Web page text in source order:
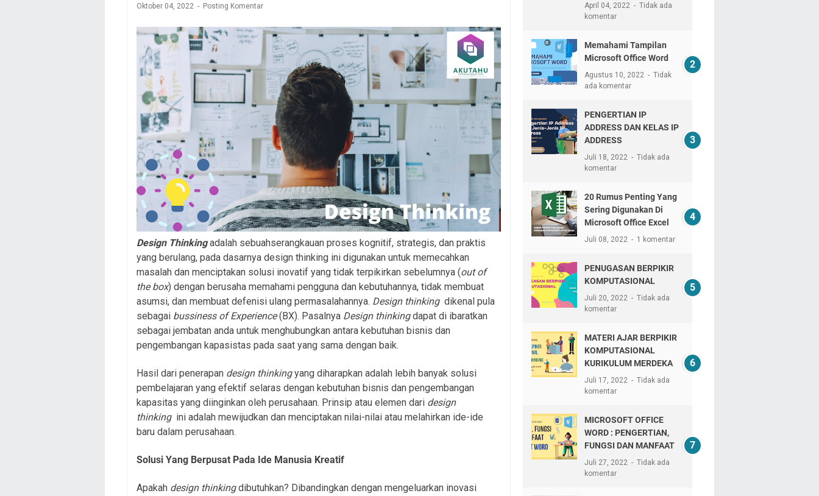
Oktober 04, 2022 Posting Komentar
Design Thinkingadalah sebuahserangkauan proses kognitif, strategis, dan praktis
yang berulang, pada dasarnya design thinking ini digunakan untuk memecahkan
masalah dan menciptakan solusi inovatif yang tidak terpikirkan sebelumnya (out of
the box) dengan berusaha memahami pengguna dan kebutuhannya, tidak membuat
asumsi, dan membuat defenisi ulang permasalahannya. Design thinking dikenal pula
sebagai bussiness of Experience(BX). Pasalnya Design thinkingdapat di ibaratkan
sebagai jembatan anda untuk menghubungkan antara kebutuhan bisnis dan
pengembangan kapasistas pada saat yang sama dengan baik.
Hasil dari penerapan design thinkingyang diharapkan adalah lebih banyak solusi
pembelajaran yang efektif selaras dengan kebutuhan bisnis dan pengembangan
kapasitas yang diinginkan oleh perusahaan. Prinsip atau elemen dari design
thinking ini adalah mewijudkan dan menciptakan nilai-nilai atau melahirkan ide-ide
baru dalam perusahaan.
Solusi Yang Berpusat Pada Ide Manusia Kreatif
Apakah design thinkingdibutuhkan? Dibandingkan dengan mengeluarkan inovasi
April 04, 2022
Tidak ada
komentar
Memahami Tampilan
Microsoft Office Word
Agustus 10, 2022
Tidak
ada komentar
PENGERTIAN IP
ADDRESS DAN KELAS IP
ADDRESS
Juli 18, 2022
Tidak ada
komentar
20 Rumus Penting Yang
Sering Digunakan Di
Microsoft Office Excel
Juli 08, 2022 1 komentar
PENUGASAN BERPIKIR
KOMPUTASIONAL
Juli 20, 2022
Tidak ada
komentar
MATERI AJAR BERPIKIR
KOMPUTASIONAL
KURIKULUM MERDEKA
Juli 17, 2022
Tidak ada
komentar
MICROSOFT OFFICE
WORD : PENGERTIAN,
FUNGSI DAN MANFAAT
Juli 27, 2022
Tidak ada
komentar